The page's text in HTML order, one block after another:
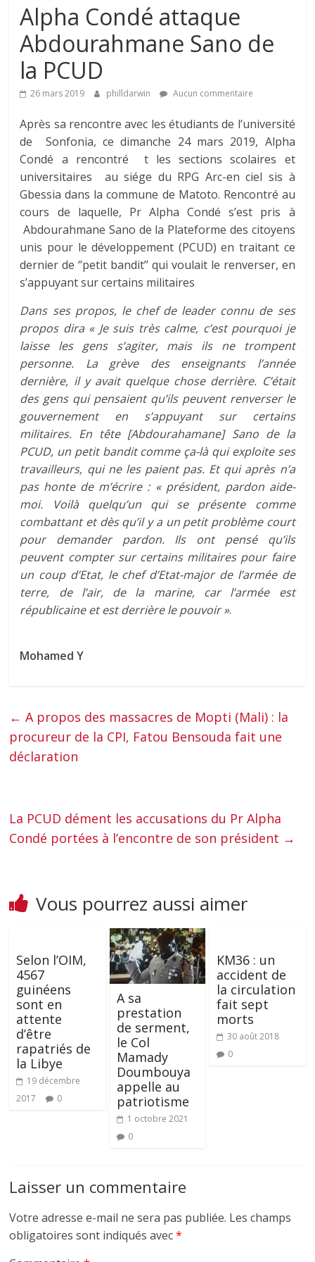
Alpha Condé attaque
Abdourahmane Sano de
la PCUD
26 mars 2019 philldarwin Aucun commentaire
Après sa rencontre avec les étudiants de l’université
de Sonfonia, ce dimanche 24 mars 2019, Alpha
Condé a rencontré t les sections scolaires et
universitaires au siége du RPG Arc-en ciel sis à
Gbessia dans la commune de Matoto. Rencontré au
cours de laquelle, Pr Alpha Condé s’est pris à
Abdourahmane Sano de la Plateforme des citoyens
unis pour le développement (PCUD) en traitant ce
dernier de ‘’petit bandit’’ qui voulait le renverser, en
s’appuyant sur certains militaires
Dans ses propos, le chef de leader connu de ses
propos dira « Je suis très calme, c’est pourquoi je
laisse les gens s’agiter, mais ils ne trompent
personne. La grève des enseignants l’année
dernière, il y avait quelque chose derrière. C’était
des gens qui pensaient qu’ils peuvent renverser le
gouvernement en s’appuyant sur certains
militaires. En tête [Abdourahamane] Sano de la
PCUD, un petit bandit comme ça-là qui exploite ses
travailleurs, qui ne les paient pas. Et qui après n’a
pas honte de m’écrire : « président, pardon aide-
moi. Voilà quelqu’un qui se présente comme
combattant et dès qu’il y a un petit problème court
pour demander pardon. Ils ont pensé qu’ils
peuvent compter sur certains militaires pour faire
un coup d’Etat, le chef d’Etat-major de l’armée de
terre, de l’air, de la marine, car l’armée est
républicaine et est derrière le pouvoir ».
Mohamed Y
← A propos des massacres de Mopti (Mali) : la
procureur de la CPI, Fatou Bensouda fait une
déclaration
La PCUD dément les accusations du Pr Alpha
Condé portées à l’encontre de son président →
Vous pourrez aussi aimer
Selon l’OIM,
4567
guinéens
sont en
attente
d’être
rapatriés de
la Libye
19 décembre
2017
0
A sa
prestation
de serment,
le Col
Mamady
Doumbouya
appelle au
patriotisme
1 octobre 2021
0
KM36 : un
accident de
la circulation
fait sept
morts
30 août 2018
0
Laisser un commentaire
Votre adresse e-mail ne sera pas publiée. Les champs
obligatoires sont indiqués avec*